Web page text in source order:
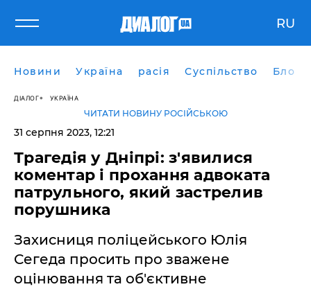
RU
Новини Україна расія Суспільство Блоги
ДІАЛОГ УКРАЇНА
ЧИТАТИ НОВИНУ РОСІЙСЬКОЮ
31 серпня 2023, 12:21
Трагедія у Дніпрі: з'явилися
коментар і прохання адвоката
патрульного, який застрелив
порушника
Захисниця поліцейського Юлія
Сегеда просить про зважене
оцінювання та об'єктивне